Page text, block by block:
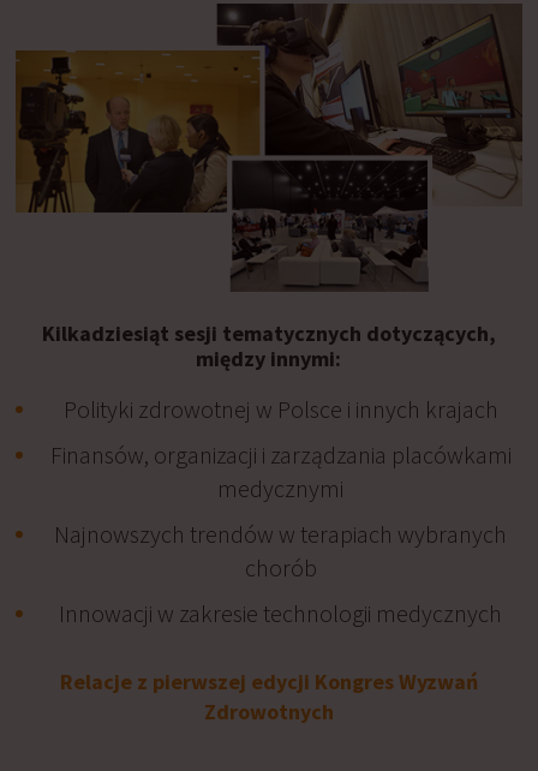
Kilkadziesiąt sesji tematycznych dotyczących,
między innymi:
Polityki zdrowotnej w Polsce i innych krajach
Finansów, organizacji i zarządzania placówkami
medycznymi
Najnowszych trendów w terapiach wybranych
chorób
Innowacji w zakresie technologii medycznych
Relacje z pierwszej edycji Kongres Wyzwań
Zdrowotnych